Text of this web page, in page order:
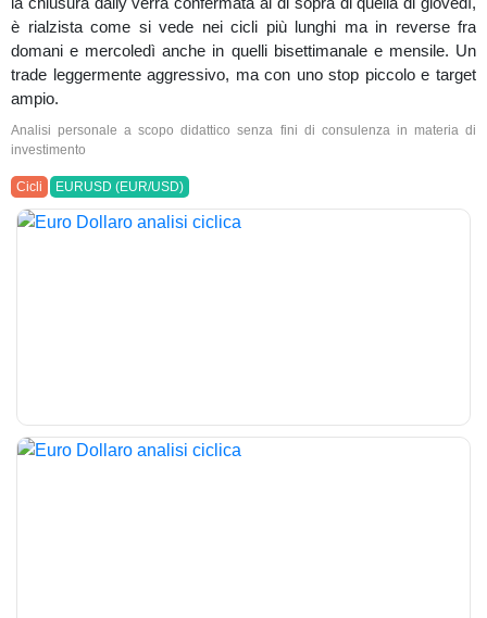
è rialzista come si vede nei cicli più lunghi ma in reverse fra
domani e mercoledì anche in quelli bisettimanale e mensile. Un
trade leggermente aggressivo, ma con uno stop piccolo e target
ampio.
Analisi personale a scopo didattico senza fini di consulenza in materia di
investimento
Cicli EURUSD (EUR/USD)